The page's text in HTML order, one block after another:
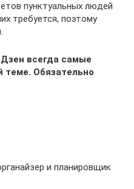
пунктуальных людей
требуется, поэтому
всегда самые
теме. Обязательно
и планировщик